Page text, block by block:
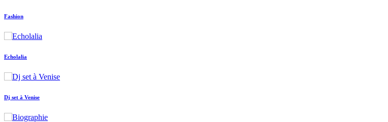
Fashion
Echolalia
Dj set à Venise